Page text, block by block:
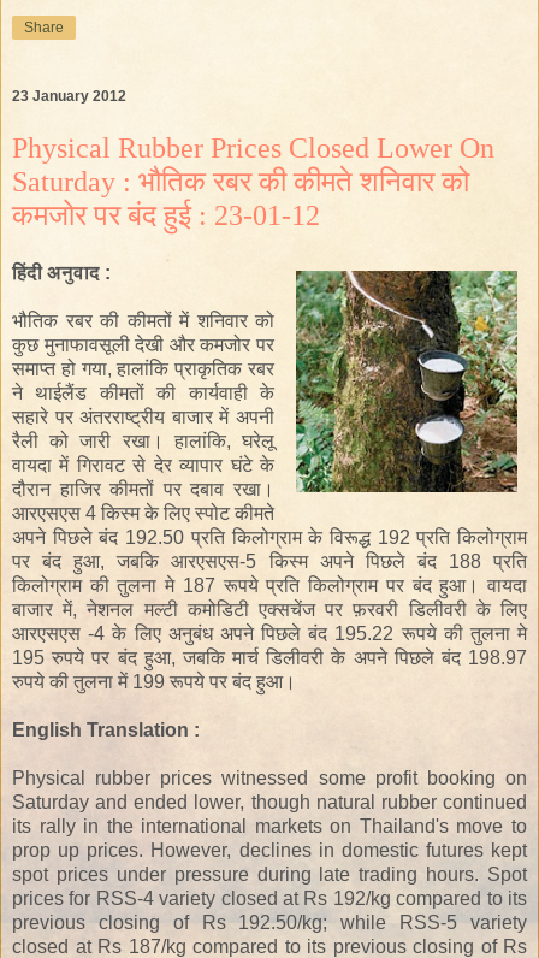
Share
23 January 2012
Physical Rubber Prices Closed Lower On
Saturday : भौतिक रबर की कीमते शनिवार को
कमजोर पर बंद हुई : 23-01-12
हिंदी अनुवाद :
भौतिक रबर की कीमतों में शनिवार को
कुछ मुनाफावसूली देखी और कमजोर पर
समाप्त हो गया,हालांकि प्राकृतिक रबर
ने
थाईलैंड कीमतों की कार्यवाही
के
सहारे पर अंतरराष्ट्रीय बाजार में अपनी
रैली को जारी रखा। हालांकि,घरेलू
वायदा में गिरावट से देर व्यापार घंटे के
दौरान हाजिर कीमतों पर दबाव रखा।
आरएसएस 4किस्म के लिए स्पोट कीमते
अपने पिछले बंद192.50 प्रति किलोग्राम के विरूद्ध192प्रति किलोग्राम
पर बंद हुआ,जबकि आरएसएस-5किस्म अपने पिछले बंद188प्रति
किलोग्राम की तुलना मे187रूपये प्रति किलोग्राम पर बंद हुआ।
वायदा
बाजार में,नेशनल मल्टी कमोडिटी एक्सचेंज पर फ़रवरी डिलीवरी के लिए
आरएसएस -4के लिए अनुबंध अपने पिछले बंद 195.22 रूपये की तुलना मे
195रुपये पर बंद हुआ, जबकि मार्च डिलीवरी के अपने पिछले बंद198.97
रुपये की तुलना में199रूपये पर बंद हुआ।
English Translation :
Physical rubber prices witnessed some profit booking on
Saturday and ended lower, though natural rubber continued
its rally in the international markets on Thailand's move to
prop up prices. However, declines in domestic futures kept
spot prices under pressure during late trading hours. Spot
prices for RSS-4 variety closed at Rs 192/kg compared to its
previous closing of Rs 192.50/kg; while RSS-5 variety
closed at Rs 187/kg compared to its previous closing of Rs